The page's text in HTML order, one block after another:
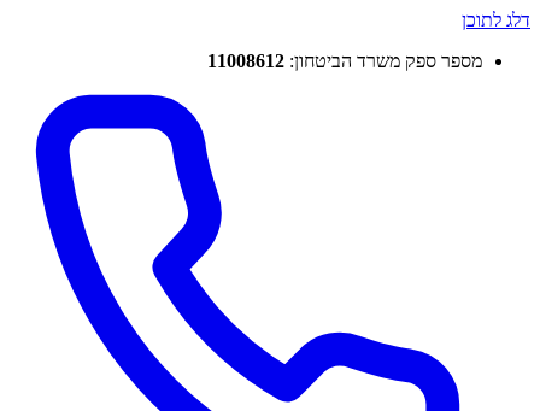
דלג לתוכן
מספר ספק משרד הביטחון: 11008612